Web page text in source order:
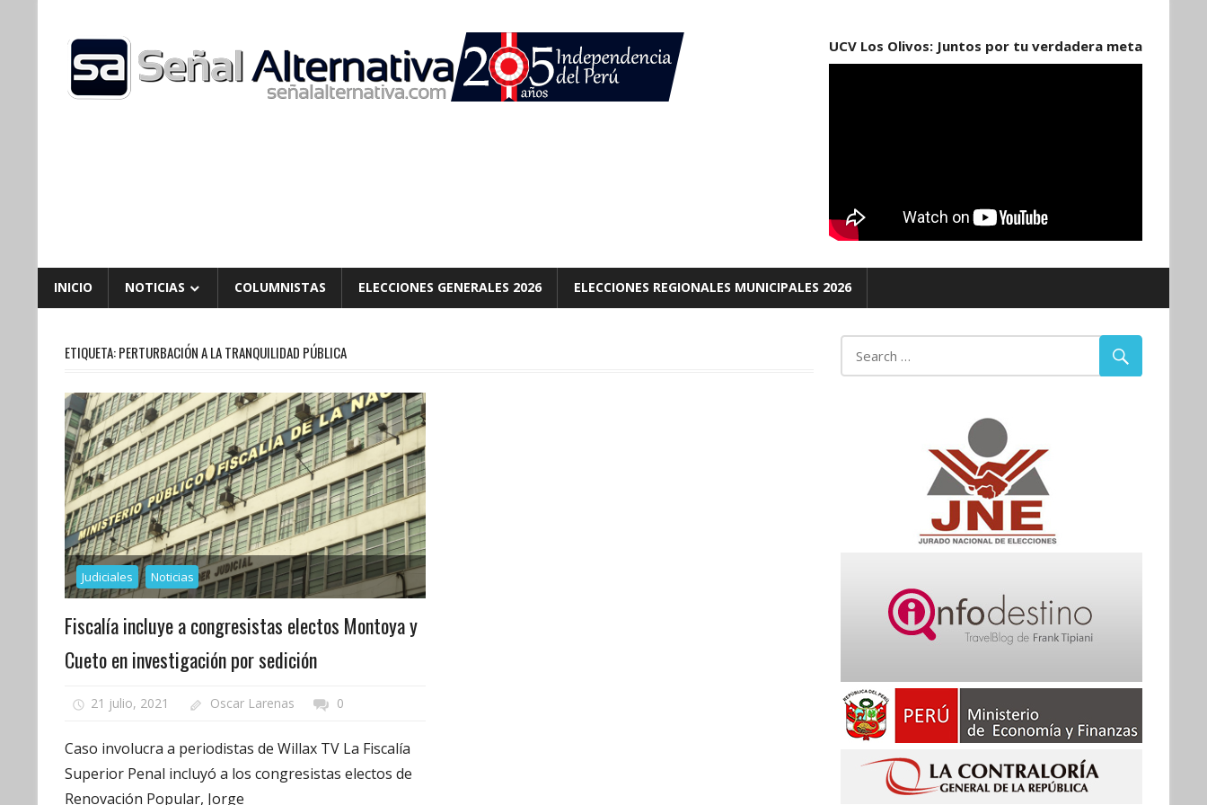
content
UCV Los Olivos: Juntos por tu verdadera meta
INICIO NOTICIAS COLUMNISTAS ELECCIONES GENERALES 2026 ELECCIONES REGIONALES MUNICIPALES 2026
ETIQUETA:PERTURBACIÓN A LA TRANQUILIDAD PÚBLICA
Judiciales Noticias
Fiscalía incluye a congresistas electos Montoya y
Cueto en investigación por sedición
21 julio, 2021 Oscar Larenas 0
Caso involucra a periodistas de Willax TV La Fiscalía
Superior Penal incluyó a los congresistas electos de
Renovación Popular, Jorge